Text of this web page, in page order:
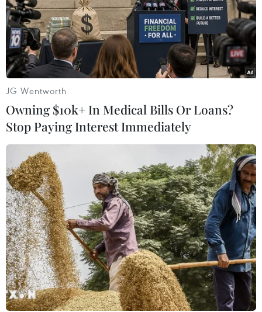
Chàng trai xứ Thanh 'đổi màu huy chương'
Olympic Hóa học quốc tế
31/07/2019 08:02
Nguyễn Văn Chí Nguyên, học sinh lớp 12 chuyên Hóa,
Trường Trung học Phổ thông Chuyên Lam Sơn, Thanh
Hóa, đã xuất sắc giành huy chương vàng Kỳ thi
Olympic Hóa học Quốc tế lần thứ 51.
JG Wentworth
Owning $10k+ In Medical Bills Or Loans?
Stop Paying Interest Immediately